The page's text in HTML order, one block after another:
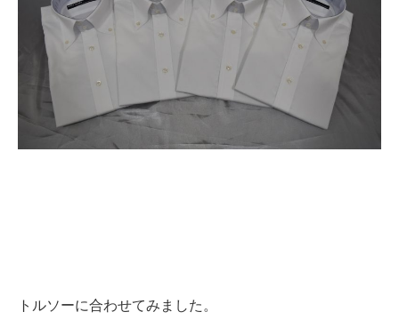
トルソーに合わせてみました。